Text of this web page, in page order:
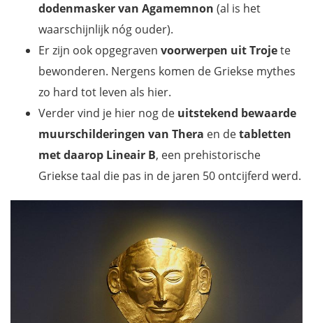
dodenmasker van Agamemnon (al is het
waarschijnlijk nóg ouder).
Er zijn ook opgegraven voorwerpen uit Trojete
bewonderen. Nergens komen de Griekse mythes
zo hard tot leven als hier.
Verder vind je hier nog de uitstekend bewaarde
muurschilderingen van Thera en detabletten
met daarop Lineair B, een prehistorische
Griekse taal die pas in de jaren 50 ontcijferd werd.